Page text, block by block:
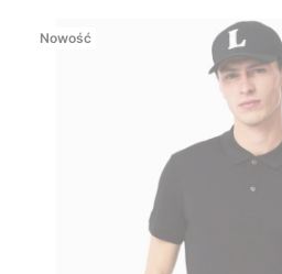
Nowość